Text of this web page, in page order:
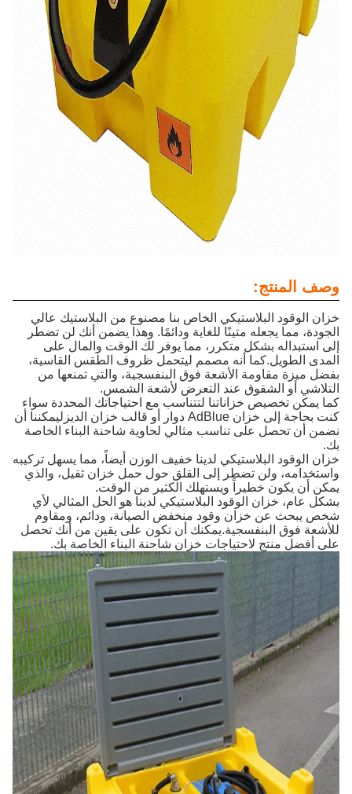
وصف المنتج:
خزان الوقود البلاستيكي الخاص بنا مصنوع من البلاستيك عالي
الجودة، مما يجعله متينًا للغاية ودائمًا. وهذا يضمن أنك لن تضطر
إلى استبداله بشكل متكرر، مما يوفر لك الوقت والمال على
المدى الطويل.كما أنه مصمم ليتحمل ظروف الطقس القاسية،
بفضل ميزة مقاومة الأشعة فوق البنفسجية، والتي تمنعها من
التلاشي أو الشقوق عند التعرض لأشعة الشمس.
كما يمكن تخصيص خزاناتنا لتتناسب مع احتياجاتك المحددة سواء
كنت بحاجة إلى خزان AdBlue دوار أو قالب خزان الديزليمكننا أن
نضمن أن تحصل على تناسب مثالي لحاوية شاحنة البناء الخاصة
بك.
خزان الوقود البلاستيكي لدينا خفيف الوزن أيضاً، مما يسهل تركيبه
واستخدامه، ولن تضطر إلى القلق حول حمل خزان ثقيل، والذي
يمكن أن يكون خطيراً ويستهلك الكثير من الوقت.
بشكل عام، خزان الوقود البلاستيكي لدينا هو الحل المثالي لأي
شخص يبحث عن خزان وقود منخفض الصيانة، ودائم، ومقاوم
للأشعة فوق البنفسجية.يمكنك أن تكون على يقين من أنك تحصل
على أفضل منتج لاحتياجات خزان شاحنة البناء الخاصة بك.